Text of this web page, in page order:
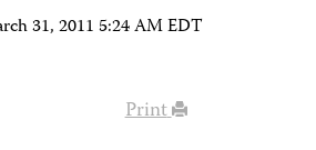
31, 2011 5:24 AM EDT
Print